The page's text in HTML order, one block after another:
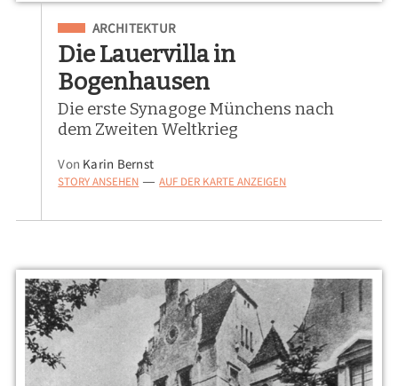
Eingeordnet unter
ARCHITEKTUR
Die Lauervilla in
Bogenhausen
Die erste Synagoge Münchens nach
dem Zweiten Weltkrieg
Von Karin Bernst
STORY ANSEHEN — AUF DER KARTE ANZEIGEN